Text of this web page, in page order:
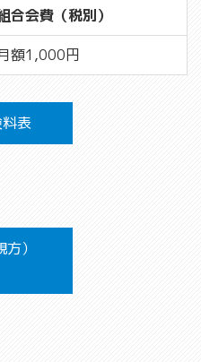
合会費（税別）
額1,000円
表
）